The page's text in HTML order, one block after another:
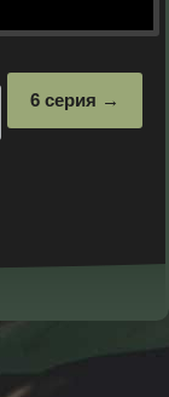
6 серия